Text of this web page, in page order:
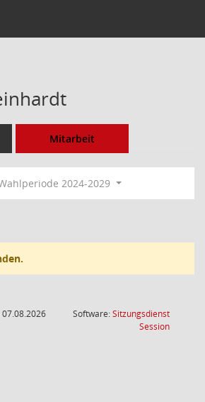
Mitarbeit
2024-2029
Software:Sitzungsdienst
Session(Wird in